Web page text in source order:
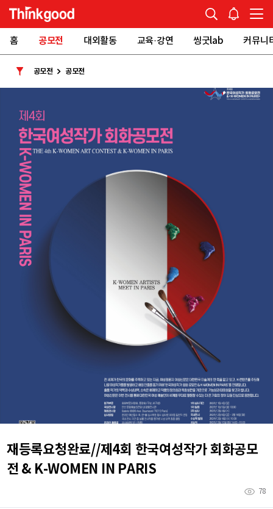
홈 공모전 대외활동 교육·강연 씽굿lab 커뮤니
공모전 공모전
재등록요청완료//제4회 한국여성작가 회화공모
전 & K-WOMEN IN PARIS
78